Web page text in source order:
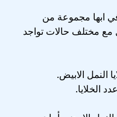
ابها مجموعة من
مع مختلف حالات تواجد
النمل الابيض.
الخلايا.